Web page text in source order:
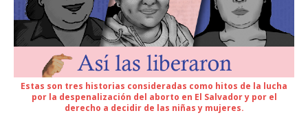
Estas son tres historias consideradas como hitos de la lucha
por la despenalización del aborto en El Salvador y por el
derecho a decidir de las niñas y mujeres.